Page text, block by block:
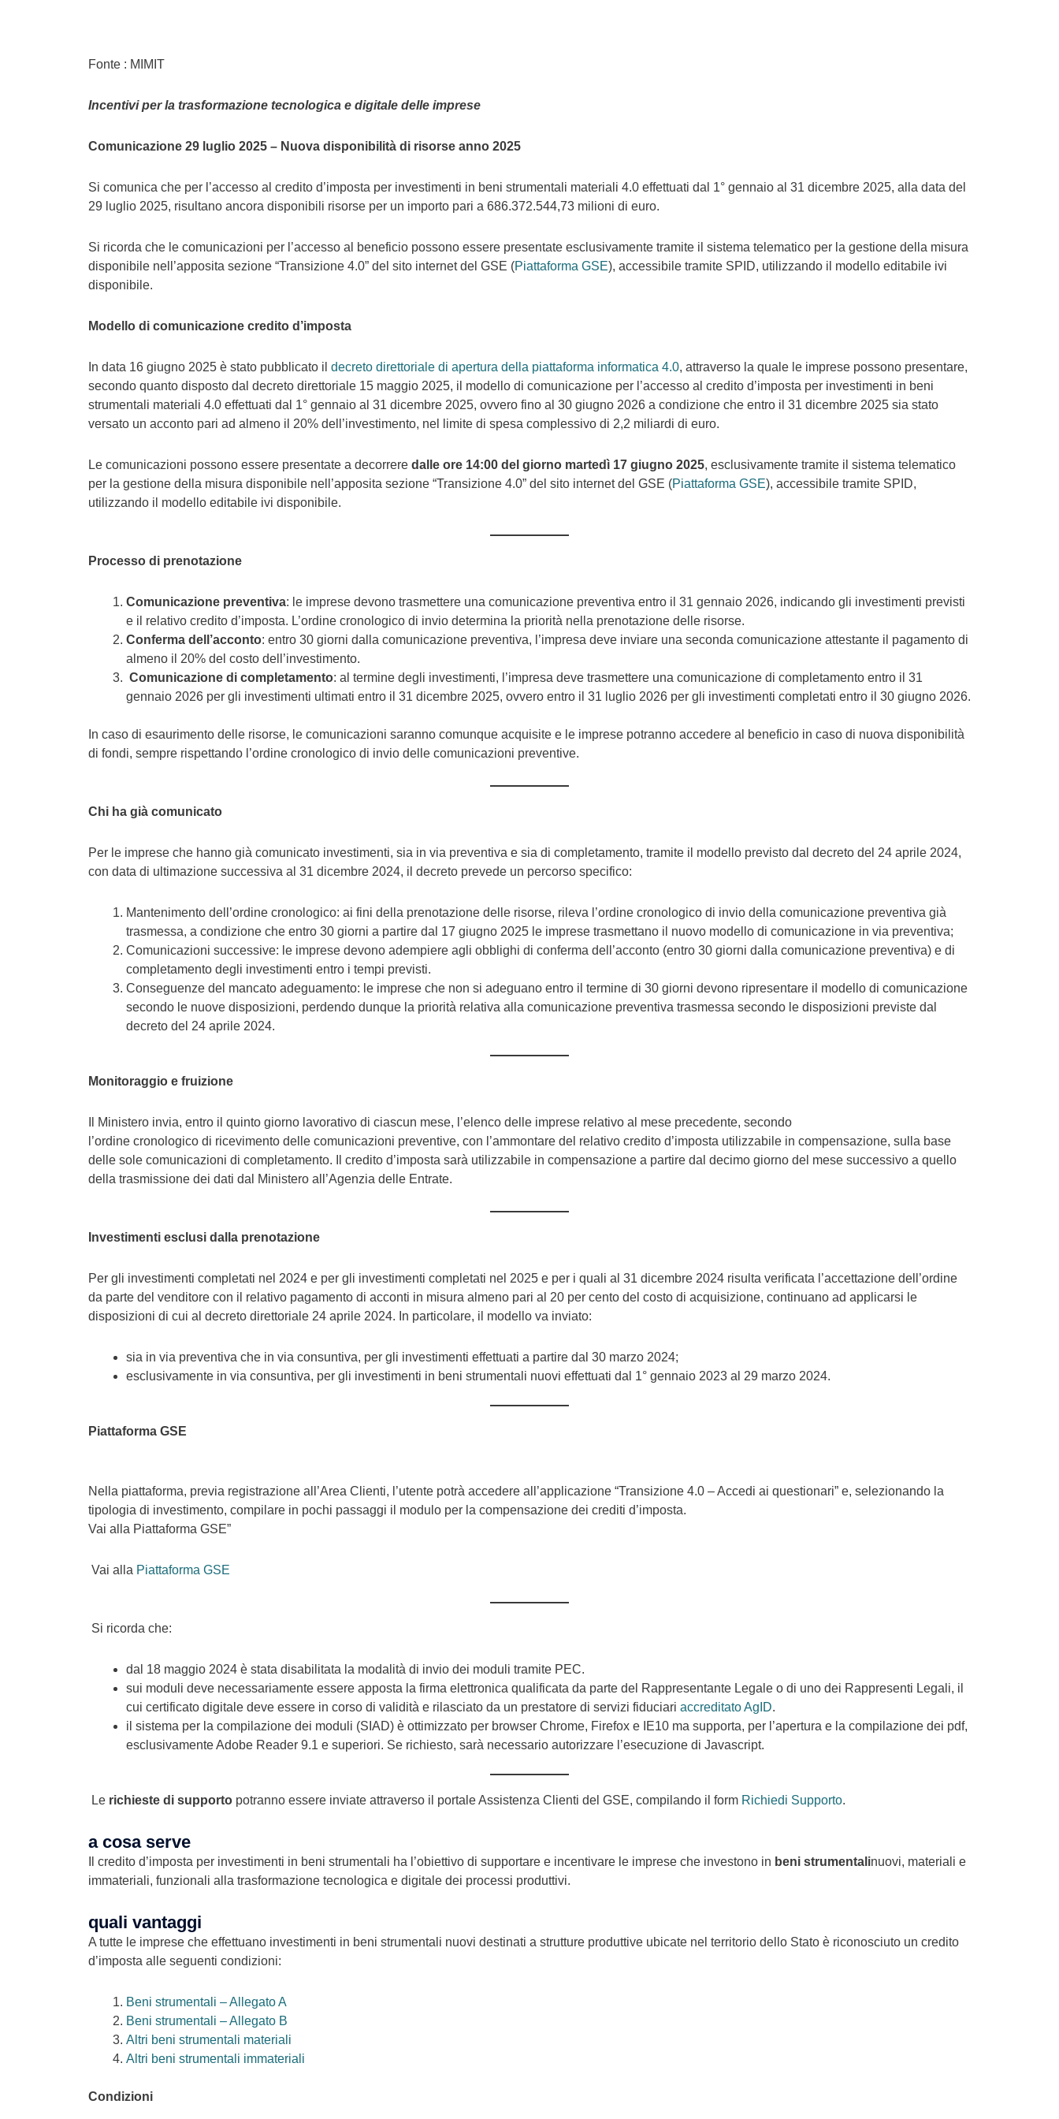
Fonte : MIMIT
Incentivi per la trasformazione tecnologica e digitale delle imprese
Comunicazione 29 luglio 2025 – Nuova disponibilità di risorse anno 2025
Si comunica che per l’accesso al credito d’imposta per investimenti in beni strumentali materiali 4.0 effettuati dal 1° gennaio al 31 dicembre 2025, alla data del
29 luglio 2025, risultano ancora disponibili risorse per un importo pari a 686.372.544,73 milioni di euro.
Si ricorda che le comunicazioni per l’accesso al beneficio possono essere presentate esclusivamente tramite il sistema telematico per la gestione della misura
disponibile nell’apposita sezione “Transizione 4.0” del sito internet del GSE (Piattaforma GSE), accessibile tramite SPID, utilizzando il modello editabile ivi
disponibile.
Modello di comunicazione credito d’imposta
In data 16 giugno 2025 è stato pubblicato il decreto direttoriale di apertura della piattaforma informatica 4.0, attraverso la quale le imprese possono presentare,
secondo quanto disposto dal decreto direttoriale 15 maggio 2025, il modello di comunicazione per l’accesso al credito d’imposta per investimenti in beni
strumentali materiali 4.0 effettuati dal 1° gennaio al 31 dicembre 2025, ovvero fino al 30 giugno 2026 a condizione che entro il 31 dicembre 2025 sia stato
versato un acconto pari ad almeno il 20% dell’investimento, nel limite di spesa complessivo di 2,2 miliardi di euro.
Le comunicazioni possono essere presentate a decorrere dalle ore 14:00 del giorno martedì 17 giugno 2025, esclusivamente tramite il sistema telematico
per la gestione della misura disponibile nell’apposita sezione “Transizione 4.0” del sito internet del GSE (Piattaforma GSE), accessibile tramite SPID,
utilizzando il modello editabile ivi disponibile.
Processo di prenotazione
Comunicazione preventiva: le imprese devono trasmettere una comunicazione preventiva entro il 31 gennaio 2026, indicando gli investimenti previsti
e il relativo credito d’imposta. L’ordine cronologico di invio determina la priorità nella prenotazione delle risorse.
Conferma dell’acconto: entro 30 giorni dalla comunicazione preventiva, l’impresa deve inviare una seconda comunicazione attestante il pagamento di
almeno il 20% del costo dell’investimento.
Comunicazione di completamento: al termine degli investimenti, l’impresa deve trasmettere una comunicazione di completamento entro il 31
gennaio 2026 per gli investimenti ultimati entro il 31 dicembre 2025, ovvero entro il 31 luglio 2026 per gli investimenti completati entro il 30 giugno 2026.
In caso di esaurimento delle risorse, le comunicazioni saranno comunque acquisite e le imprese potranno accedere al beneficio in caso di nuova disponibilità
di fondi, sempre rispettando l’ordine cronologico di invio delle comunicazioni preventive.
Chi ha già comunicato
Per le imprese che hanno già comunicato investimenti, sia in via preventiva e sia di completamento, tramite il modello previsto dal decreto del 24 aprile 2024,
con data di ultimazione successiva al 31 dicembre 2024, il decreto prevede un percorso specifico:
Mantenimento dell’ordine cronologico: ai fini della prenotazione delle risorse, rileva l’ordine cronologico di invio della comunicazione preventiva già
trasmessa, a condizione che entro 30 giorni a partire dal 17 giugno 2025 le imprese trasmettano il nuovo modello di comunicazione in via preventiva;
Comunicazioni successive: le imprese devono adempiere agli obblighi di conferma dell’acconto (entro 30 giorni dalla comunicazione preventiva) e di
completamento degli investimenti entro i tempi previsti.
Conseguenze del mancato adeguamento: le imprese che non si adeguano entro il termine di 30 giorni devono ripresentare il modello di comunicazione
secondo le nuove disposizioni, perdendo dunque la priorità relativa alla comunicazione preventiva trasmessa secondo le disposizioni previste dal
decreto del 24 aprile 2024.
Monitoraggio e fruizione
Il Ministero invia, entro il quinto giorno lavorativo di ciascun mese, l’elenco delle imprese relativo al mese precedente, secondo
l’ordine cronologico di ricevimento delle comunicazioni preventive, con l’ammontare del relativo credito d’imposta utilizzabile in compensazione, sulla base
delle sole comunicazioni di completamento. Il credito d’imposta sarà utilizzabile in compensazione a partire dal decimo giorno del mese successivo a quello
della trasmissione dei dati dal Ministero all’Agenzia delle Entrate.
Investimenti esclusi dalla prenotazione
Per gli investimenti completati nel 2024 e per gli investimenti completati nel 2025 e per i quali al 31 dicembre 2024 risulta verificata l’accettazione dell’ordine
da parte del venditore con il relativo pagamento di acconti in misura almeno pari al 20 per cento del costo di acquisizione, continuano ad applicarsi le
disposizioni di cui al decreto direttoriale 24 aprile 2024. In particolare, il modello va inviato:
sia in via preventiva che in via consuntiva, per gli investimenti effettuati a partire dal 30 marzo 2024;
esclusivamente in via consuntiva, per gli investimenti in beni strumentali nuovi effettuati dal 1° gennaio 2023 al 29 marzo 2024.
Piattaforma GSE
Nella piattaforma, previa registrazione all’Area Clienti, l’utente potrà accedere all’applicazione “Transizione 4.0 – Accedi ai questionari” e, selezionando la
tipologia di investimento, compilare in pochi passaggi il modulo per la compensazione dei crediti d’imposta.
Vai alla Piattaforma GSE”
Vai alla Piattaforma GSE
Si ricorda che:
dal 18 maggio 2024 è stata disabilitata la modalità di invio dei moduli tramite PEC.
sui moduli deve necessariamente essere apposta la firma elettronica qualificata da parte del Rappresentante Legale o di uno dei Rappresenti Legali, il
cui certificato digitale deve essere in corso di validità e rilasciato da un prestatore di servizi fiduciari accreditato AgID.
il sistema per la compilazione dei moduli (SIAD) è ottimizzato per browser Chrome, Firefox e IE10 ma supporta, per l’apertura e la compilazione dei pdf,
esclusivamente Adobe Reader 9.1 e superiori. Se richiesto, sarà necessario autorizzare l’esecuzione di Javascript.
Le richieste di supporto potranno essere inviate attraverso il portale Assistenza Clienti del GSE, compilando il form Richiedi Supporto.
a cosa serve
Il credito d’imposta per investimenti in beni strumentali ha l’obiettivo di supportare e incentivare le imprese che investono in beni strumentalinuovi, materiali e
immateriali, funzionali alla trasformazione tecnologica e digitale dei processi produttivi.
quali vantaggi
A tutte le imprese che effettuano investimenti in beni strumentali nuovi destinati a strutture produttive ubicate nel territorio dello Stato è riconosciuto un credito
d’imposta alle seguenti condizioni:
Beni strumentali – Allegato A
Beni strumentali – Allegato B
Altri beni strumentali materiali
Altri beni strumentali immateriali
Condizioni